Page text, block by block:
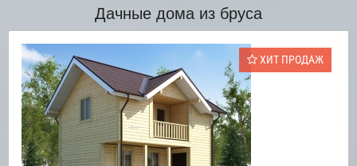
Дачные дома из бруса
ХИТ ПРОДАЖ